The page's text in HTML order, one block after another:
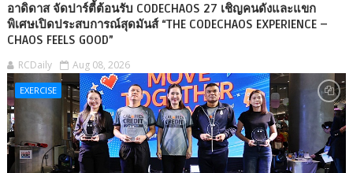
อาดิดาส จัดปาร์ตี้ต้อนรับ CODECHAOS 27 เชิญคนดังและแขก
พิเศษเปิดประสบการณ์สุดมันส์ “THE CODECHAOS EXPERIENCE –
CHAOS FEELS GOOD”
RCDaily Aug 08, 2026
EXERCISE